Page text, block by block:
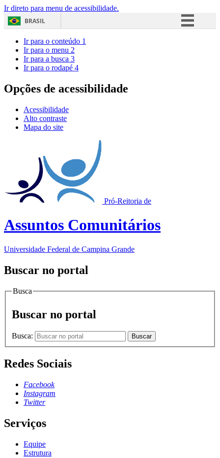
Ir direto para menu de acessibilidade.
BRASIL
Acesso à informação
Ir para o conteúdo 1
Ir para o menu 2
Ir para a busca 3
Ir para o rodapé 4
Opções de acessibilidade
Acessibilidade
Alto contraste
Mapa do site
Pró-Reitoria de
Assuntos Comunitários
Universidade Federal de Campina Grande
Buscar no portal
Busca
Buscar no portal
Busca: Buscar
Redes Sociais
Facebook
Instagram
Twitter
Serviços
Equipe
Estrutura